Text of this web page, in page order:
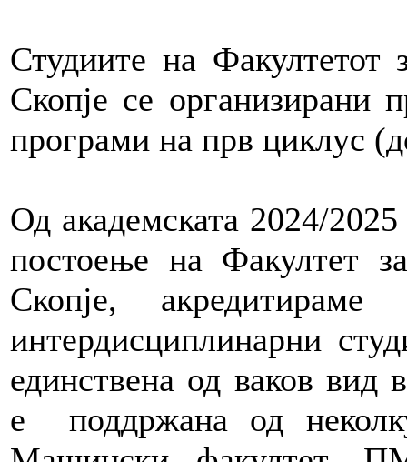
Студиите на Факултетот
Скопје се организирани
програми на прв циклус
Од академската 2024/
постоење на Факултет
Скопје,
интердисциплинарни
единствена од ваков вид
е поддржана од